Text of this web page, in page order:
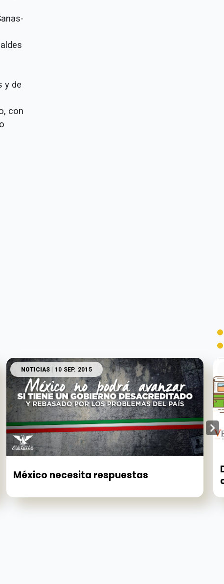
y de
con
NOTICIAS | 10 SEP. 2015
México necesita respuestas